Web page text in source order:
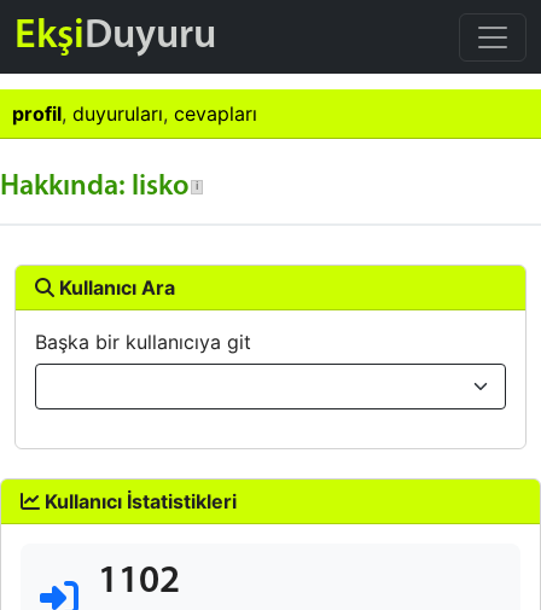
EkşiDuyuru
profil, duyuruları, cevapları
Hakkında: lisko
Kullanıcı Ara
Başka bir kullanıcıya git
Kullanıcı İstatistikleri
1102